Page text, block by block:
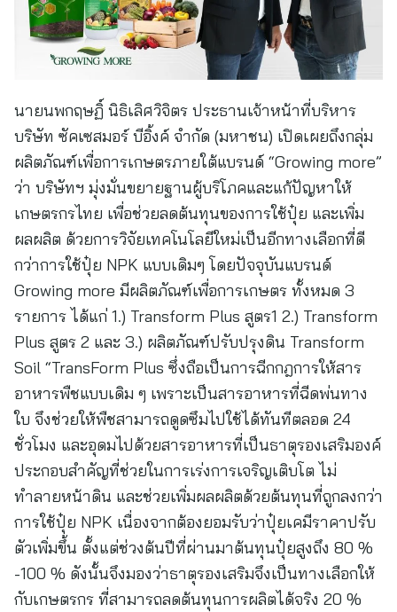
นายนพกฤษฏิ์ นิธิเลิศวิจิตร ประธานเจ้าหน้าที่บริหาร
บริษัท ซัคเซสมอร์ บีอิ้งค์ จำกัด (มหาชน) เปิดเผยถึงกลุ่ม
ผลิตภัณฑ์เพื่อการเกษตรภายใต้แบรนด์ “Growing more”
ว่า บริษัทฯ มุ่งมั่นขยายฐานผู้บริโภคและแก้ปัญหาให้
เกษตรกรไทย เพื่อช่วยลดต้นทุนของการใช้ปุ๋ย และเพิ่ม
ผลผลิต ด้วยการวิจัยเทคโนโลยีใหม่เป็นอีกทางเลือกที่ดี
กว่าการใช้ปุ๋ย NPK แบบเดิมๆ โดยปัจจุบันแบรนด์
Growing more มีผลิตภัณฑ์เพื่อการเกษตร ทั้งหมด 3
รายการ ได้แก่ 1.) Transform Plus สูตร1 2.) Transform
Plus สูตร 2 และ 3.) ผลิตภัณฑ์ปรับปรุงดิน Transform
Soil “TransForm Plus ซึ่งถือเป็นการฉีกกฎการให้สาร
อาหารพืชแบบเดิม ๆ เพราะเป็นสารอาหารที่ฉีดพ่นทาง
ใบ จึงช่วยให้พืชสามารถดูดซึมไปใช้ได้ทันทีตลอด 24
ชั่วโมง และอุดมไปด้วยสารอาหารที่เป็นธาตุรองเสริมองค์
ประกอบสำคัญที่ช่วยในการเร่งการเจริญเติบโต ไม่
ทำลายหน้าดิน และช่วยเพิ่มผลผลิตด้วยต้นทุนที่ถูกลงกว่า
การใช้ปุ๋ย NPK เนื่องจากต้องยอมรับว่าปุ๋ยเคมีราคาปรับ
ตัวเพิ่มขึ้น ตั้งแต่ช่วงต้นปีที่ผ่านมาต้นทุนปุ๋ยสูงถึง 80 %
-100 % ดังนั้นจึงมองว่าธาตุรองเสริมจึงเป็นทางเลือกให้
กับเกษตรกร ที่สามารถลดต้นทุนการผลิตได้จริง 20 %